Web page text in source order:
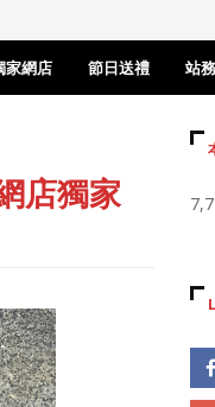
家網店 節日送禮 站
店獨家